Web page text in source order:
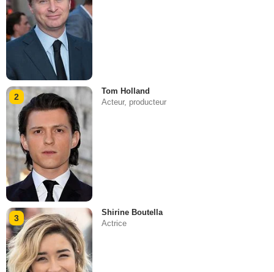
2
Tom Holland
Acteur, producteur
3
Shirine Boutella
Actrice